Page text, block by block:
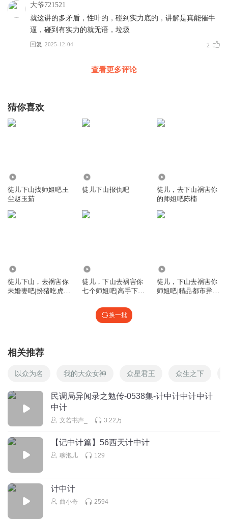
大爷721521
就这讲的多矛盾，性叶的，碰到实力底的，讲解是真能催牛
逼，碰到有实力的就无语，垃圾
回复 2025-12-04 2
查看更多评论
猜你喜欢
徒儿下山找师姐吧王
尘赵玉茹
徒儿下山报仇吧
徒儿，去下山祸害你
的师姐吧陈楠
徒儿下山，去祸害你
未婚妻吧|扮猪吃虎|
徒儿，下山去祸害你
七个师姐吧|高手下
徒儿，下山去祸害你
师姐吧|精品都市异能
换一批
相关推荐
以众为名 我的大众女神 众星君王 众生之下
民调局异闻录之勉传-0538集-计中计中计中计
中计
文若书声_ 3.22万
【记中计篇】56西天计中计
聊泡儿 129
计中计
曲小奇 2594